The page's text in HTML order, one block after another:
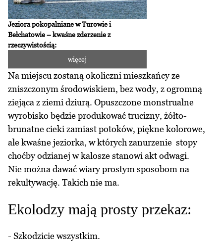
Jeziora pokopalniane w Turowie i
Bełchatowie – kwaśne zderzenie z
rzeczywistością:
więcej
Na miejscu zostaną okoliczni mieszkańcy ze
zniszczonym środowiskiem, bez wody, z ogromną
ziejąca z ziemi dziurą. Opuszczone monstrualne
wyrobisko będzie produkować trucizny, żółto-
brunatne cieki zamiast potoków, piękne kolorowe,
ale kwaśne jeziorka, w których zanurzenie stopy
choćby odzianej w kalosze stanowi akt odwagi.
Nie można dawać wiary prostym sposobom na
rekultywację. Takich nie ma.
Ekolodzy mają prosty przekaz:
- Szkodzicie wszystkim.